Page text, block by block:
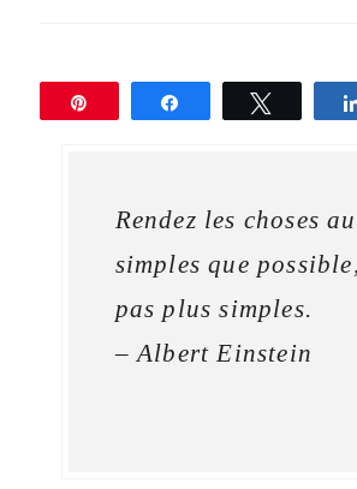
Épingle Partagez
Rendez les choses
simples que
pas plus simples.
– Albert Einstein